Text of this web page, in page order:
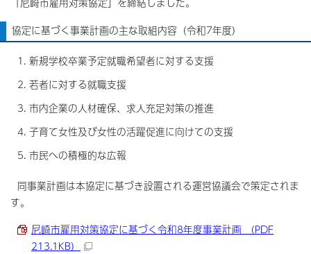
協定に基づく事業計画の主な取組内容（令和7年度）
新規学校卒業予定就職希望者に対する支援
若者に対する就職支援
市内企業の人材確保、求人充足対策の推進
子育て女性及び女性の活躍促進に向けての支援
市民への積極的な広報
同事業計画は本協定に基づき設置される運営協議会で策定されま
す。
尼崎市雇用対策協定に基づく令和8年度事業計画 （PDF
213.1KB）